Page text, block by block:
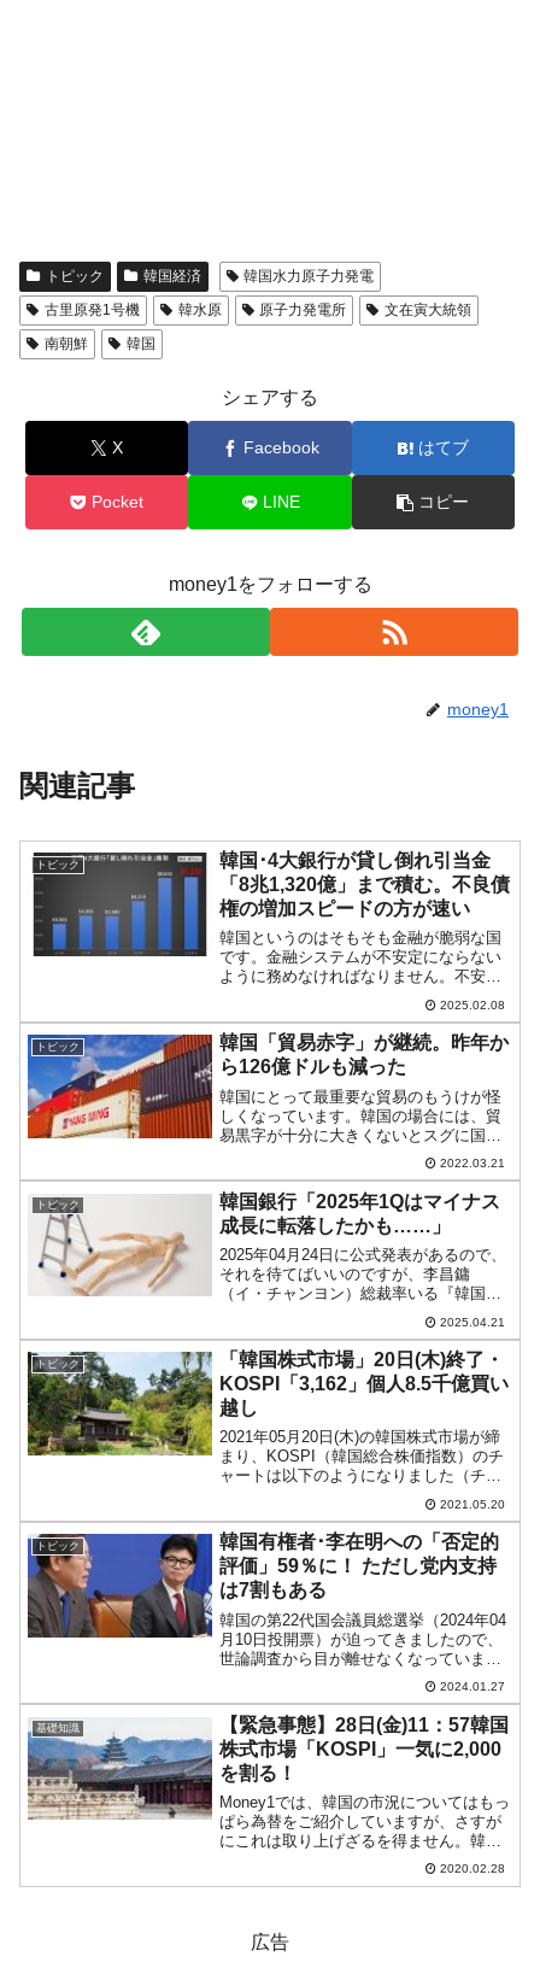
トピック 韓国経済
韓国水力原子力発電
古里原発1号機
韓水原 原子力発電所
文在寅大統領
南朝鮮
韓国
シェアする
X Facebook はてブ
Pocket LINE コピー
money1をフォローする
money1
関連記事
トピック
韓国･4大銀行が貸し倒れ引当金
「8兆1,320億」まで積む。不良債
権の増加スピードの方が速い
韓国というのはそもそも金融が脆弱な国
です。金融システムが不安定にならない
ように務めなければなりません。不安定
さ、リスクを高める要因の一つが不良債
権の増加です。「貸し倒れ引当金の増
加」に見る韓国の窮状銀行というのは、
いざというときに備えて「貸...
2025.02.08
トピック
韓国「貿易赤字」が継続。昨年か
ら126億ドルも減った
韓国にとって最重要な貿易のもうけが怪
しくなっています。韓国の場合には、貿
易黒字が十分に大きくないとスグに国が
傾くからです。現在のところ貿易黒字の
縮小が進行しており、これが経常収支の
赤字につながるのかが注目されていま
す。2022年03月21日...
2022.03.21
トピック
韓国銀行「2025年1Qはマイナス
成長に転落したかも……」
2025年04月24日に公式発表があるので、
それを待てばいいのですが、李昌鏞
（イ・チャンヨン）総裁率いる『韓国銀
行』が予防線を張るというのも珍しいこ
となので、ご紹介します。アメリカ合衆
国と中国の貿易戦争が深化して、関税賦
課合戦に陥っています...
2025.04.21
トピック
「韓国株式市場」20日(木)終了・
KOSPI「3,162」個人8.5千億買い
越し
2021年05月20日(木)の韓国株式市場が締
まり、KOSPI（韓国総合株価指数）のチ
ャートは以下のようになりました（チャ
ートは『Investing.com』より引用）。一
時は「3,140」まで下げたのですが、戻し
て「3,162」で締まりま...
2021.05.20
トピック
韓国有権者･李在明への「否定的
評価」59％に！ ただし党内支持
は7割もある
韓国の第22代国会議員総選挙（2024年04
月10日投開票）が迫ってきましたので、
世論調査から目が離せなくなっていま
す。2024年01月26日、『韓国ギャラッ
プ』が「2024年01月第4週目」の調査結
果を公表しました。まず、支持政党で
す。『...
2024.01.27
基礎知識
【緊急事態】28日(金)11：57韓国
株式市場「KOSPI」一気に2,000
を割る！
Money1では、韓国の市況についてはもっ
ぱら為替をご紹介していますが、さすが
にこれは取り上げざるを得ません。韓国
株式市場の状況を表す「KOSPI」（韓国
総合株価指数）が「2,000」を割り込みま
2020.02.28
広告